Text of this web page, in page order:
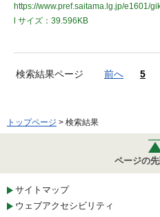
https://www.pref.saitama.lg.jp/e1601/
サイズ：39.596KB
検索結果ページ 前へ 5
トップページ > 検索結果
ページの
サイトマップ
ウェブアクセシビリティ